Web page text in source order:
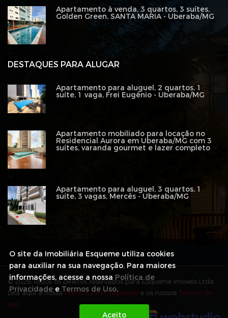
DESTAQUES PARA ALUGAR
Apartamento para aluguel, 2 quartos, 1
suíte, 1 vaga, Frei Eugênio - Uberaba/MG
Apartamento mobiliado para locação no
Residencial Aurora em Uberaba/MG com 3
suítes, varanda gourmet e lazer completo
Apartamento para aluguel, 3 quartos, 1
suíte, 3 vagas, Mercês - Uberaba/MG
Apartamento à venda, 3 quartos, 3 suítes,
Golden Green, SANTA MARIA - Uberaba/MG
© 2026 Todos os direitos reservados para Esqueme Imoveis Ltda .
Leia aqui a nossaPolítica de Privacidade e os nossos Termos de
uso.
O site da Imobiliária Esqueme utiliza cookies
para auxiliar na sua navegação. Para maiores
informações, acesse a nossa Política de
PrivacidadeeTermos de Uso.